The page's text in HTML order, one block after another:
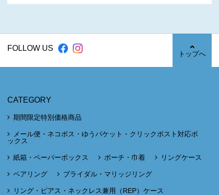
FOLLOW US
トップへ
CATEGORY
期間限定特別価格商品
メール便・ネコポス・ゆうパケット・クリックポスト対応ボ
ックス
紙箱・ペーパーボックス ポーチ・巾着 リングケース
ペアリング ブライダル・マリッジリング
リング・ピアス・ネックレス兼用（REP）ケース